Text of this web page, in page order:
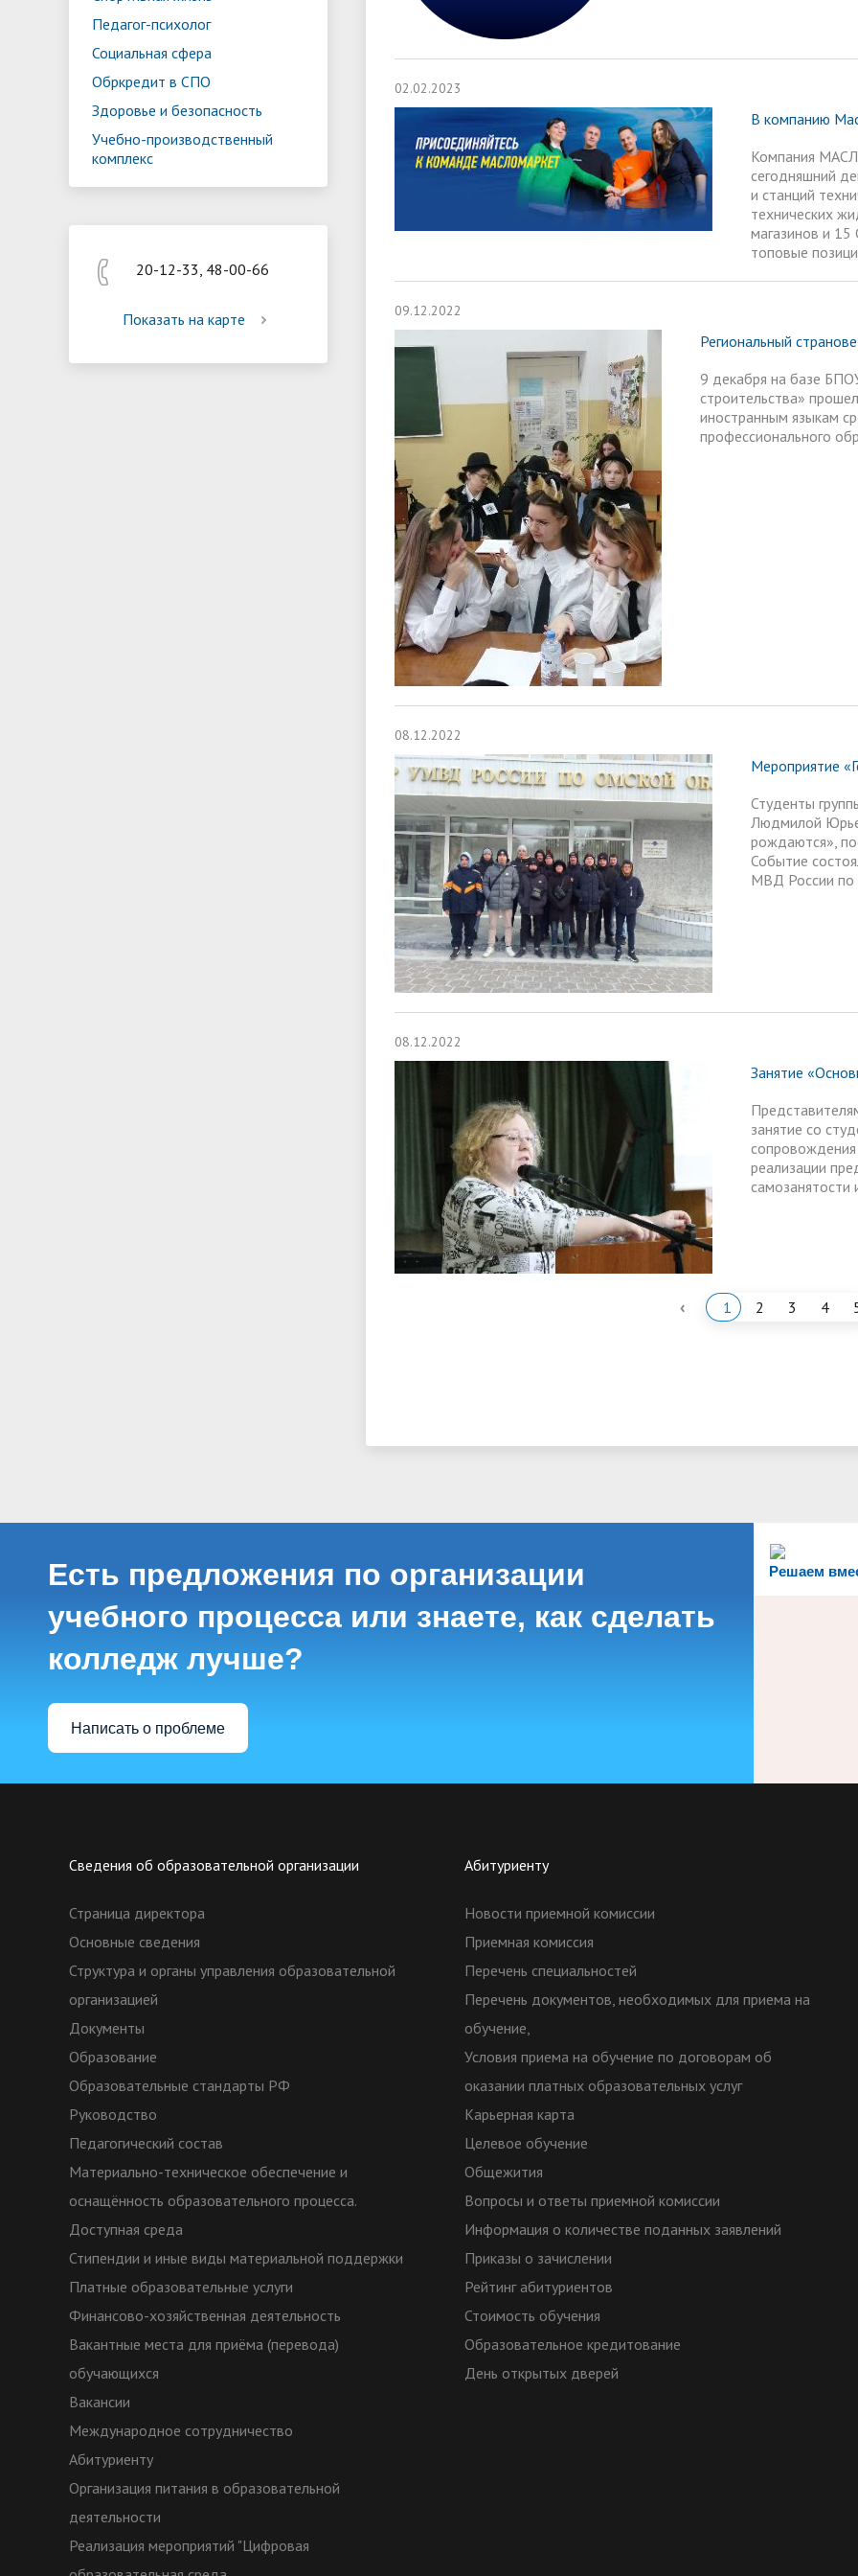
Реализация мероприятий
"Цифровая образовательная среда
Программа цифровизации общего
Педагог-психолог
Социальная сфера
Обркредит в СПО
Здоровье и безопасность
Учебно-производственный
комплекс
20-12-33, 48-00-66
Показать на карте
02.02.2023
В компанию
Компания
сегодняшний
и станций
технических
магазинов и
топовые
09.12.2022
Региональный
9 декабря на базе
строительства»
иностранным языкам
профессионального
08.12.2022
Мероприятие
Студенты
Людмилой
рождаются»,
Событие
МВД России по
08.12.2022
Занятие
занятие со
сопровождения
реализации
самозанятости
‹ 1 2 3 4
Решаем
Есть предложения по организации
учебного процесса или знаете, как сделать
колледж лучше?
Написать о проблеме
Сведения об образовательной организации
Страница директора
Основные сведения
Структура и органы управления образовательной
организацией
Документы
Образование
Образовательные стандарты РФ
Руководство
Педагогический состав
Материально-техническое обеспечение и
оснащённость образовательного процесса.
Доступная среда
Стипендии и иные виды материальной поддержки
Платные образовательные услуги
Финансово-хозяйственная деятельность
Вакантные места для приёма (перевода)
обучающихся
Вакансии
Международное сотрудничество
Абитуриенту
Организация питания в образовательной
деятельности
Реализация мероприятий "Цифровая
Абитуриенту
Новости приемной комиссии
Приемная комиссия
Перечень специальностей
Перечень документов, необходимых для приема на
обучение,
Условия приема на обучение по договорам об
оказании платных образовательных услуг
Карьерная карта
Целевое обучение
Общежития
Вопросы и ответы приемной комиссии
Информация о количестве поданных заявлений
Приказы о зачислении
Рейтинг абитуриентов
Стоимость обучения
Образовательное кредитование
День открытых дверей